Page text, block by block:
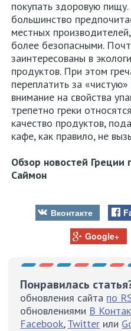
покупать здоровую
большинство
местных
более безопасными.
заинтересованы в
продуктов. При этом
переплатить за
внимание на свойства
трепетно греки
качество продуктов,
кафе, как правило, не
Обзор новостей Греции
Саймон
Вконтакте
Google+
Понравилась
обновления сайта по
обновлениями В
Facebook,Twitter или